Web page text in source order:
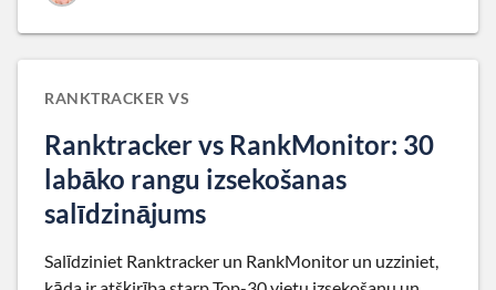
RANKTRACKER VS
Ranktracker vs RankMonitor: 30
labāko rangu izsekošanas
salīdzinājums
Salīdziniet Ranktracker un RankMonitor un uzziniet,